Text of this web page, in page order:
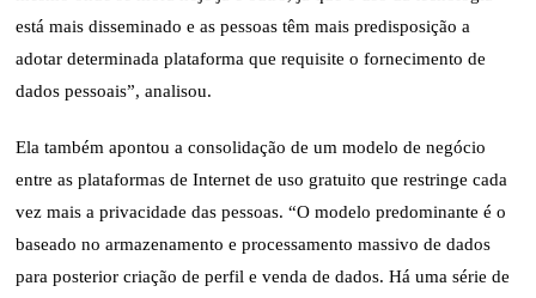
está mais disseminado e as pessoas têm mais predisposição a
adotar determinada plataforma que requisite o fornecimento de
dados pessoais”, analisou.
Ela também apontou a consolidação de um modelo de negócio
entre as plataformas de Internet de uso gratuito que restringe cada
vez mais a privacidade das pessoas. “O modelo predominante é o
baseado no armazenamento e processamento massivo de dados
para posterior criação de perfil e venda de dados. Há uma série de